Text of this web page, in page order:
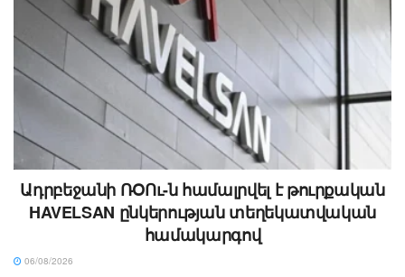
Ադրբեջանի ՌՕՈւ-ն համալրվել է թուրքական
HAVELSAN ընկերության տեղեկատվական
համակարգով
06/08/2026